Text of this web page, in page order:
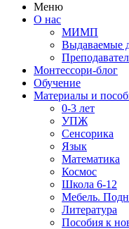
Меню
О нас
МИМП
Выдаваемые
Монтессори-блог
Обучение
Материалы и
0-3 лет
УПЖ
Сенсорика
Язык
Математика
Космос
Школа 6-12
Мебель.
Литература
Пособия к